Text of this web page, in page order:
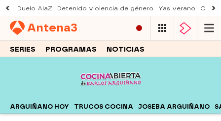
Duelo AlaZ Detenido violencia de género Yas verano
Antena3
SERIES PROGRAMAS NOTICIAS
ARGUIÑANO HOY TRUCOS COCINA JOSEBA ARGUIÑANO